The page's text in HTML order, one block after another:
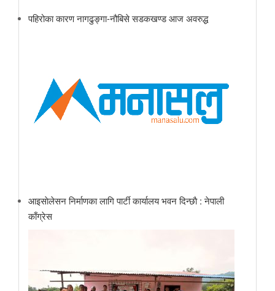
पहिरोका कारण नागढुङ्गा-नौबिसे सडकखण्ड आज अवरुद्ध
आइसाेलेसन निर्माणका लागि पार्टी कार्यालय भवन दिन्छाै‌‌ : नेपाली
काँग्रेस